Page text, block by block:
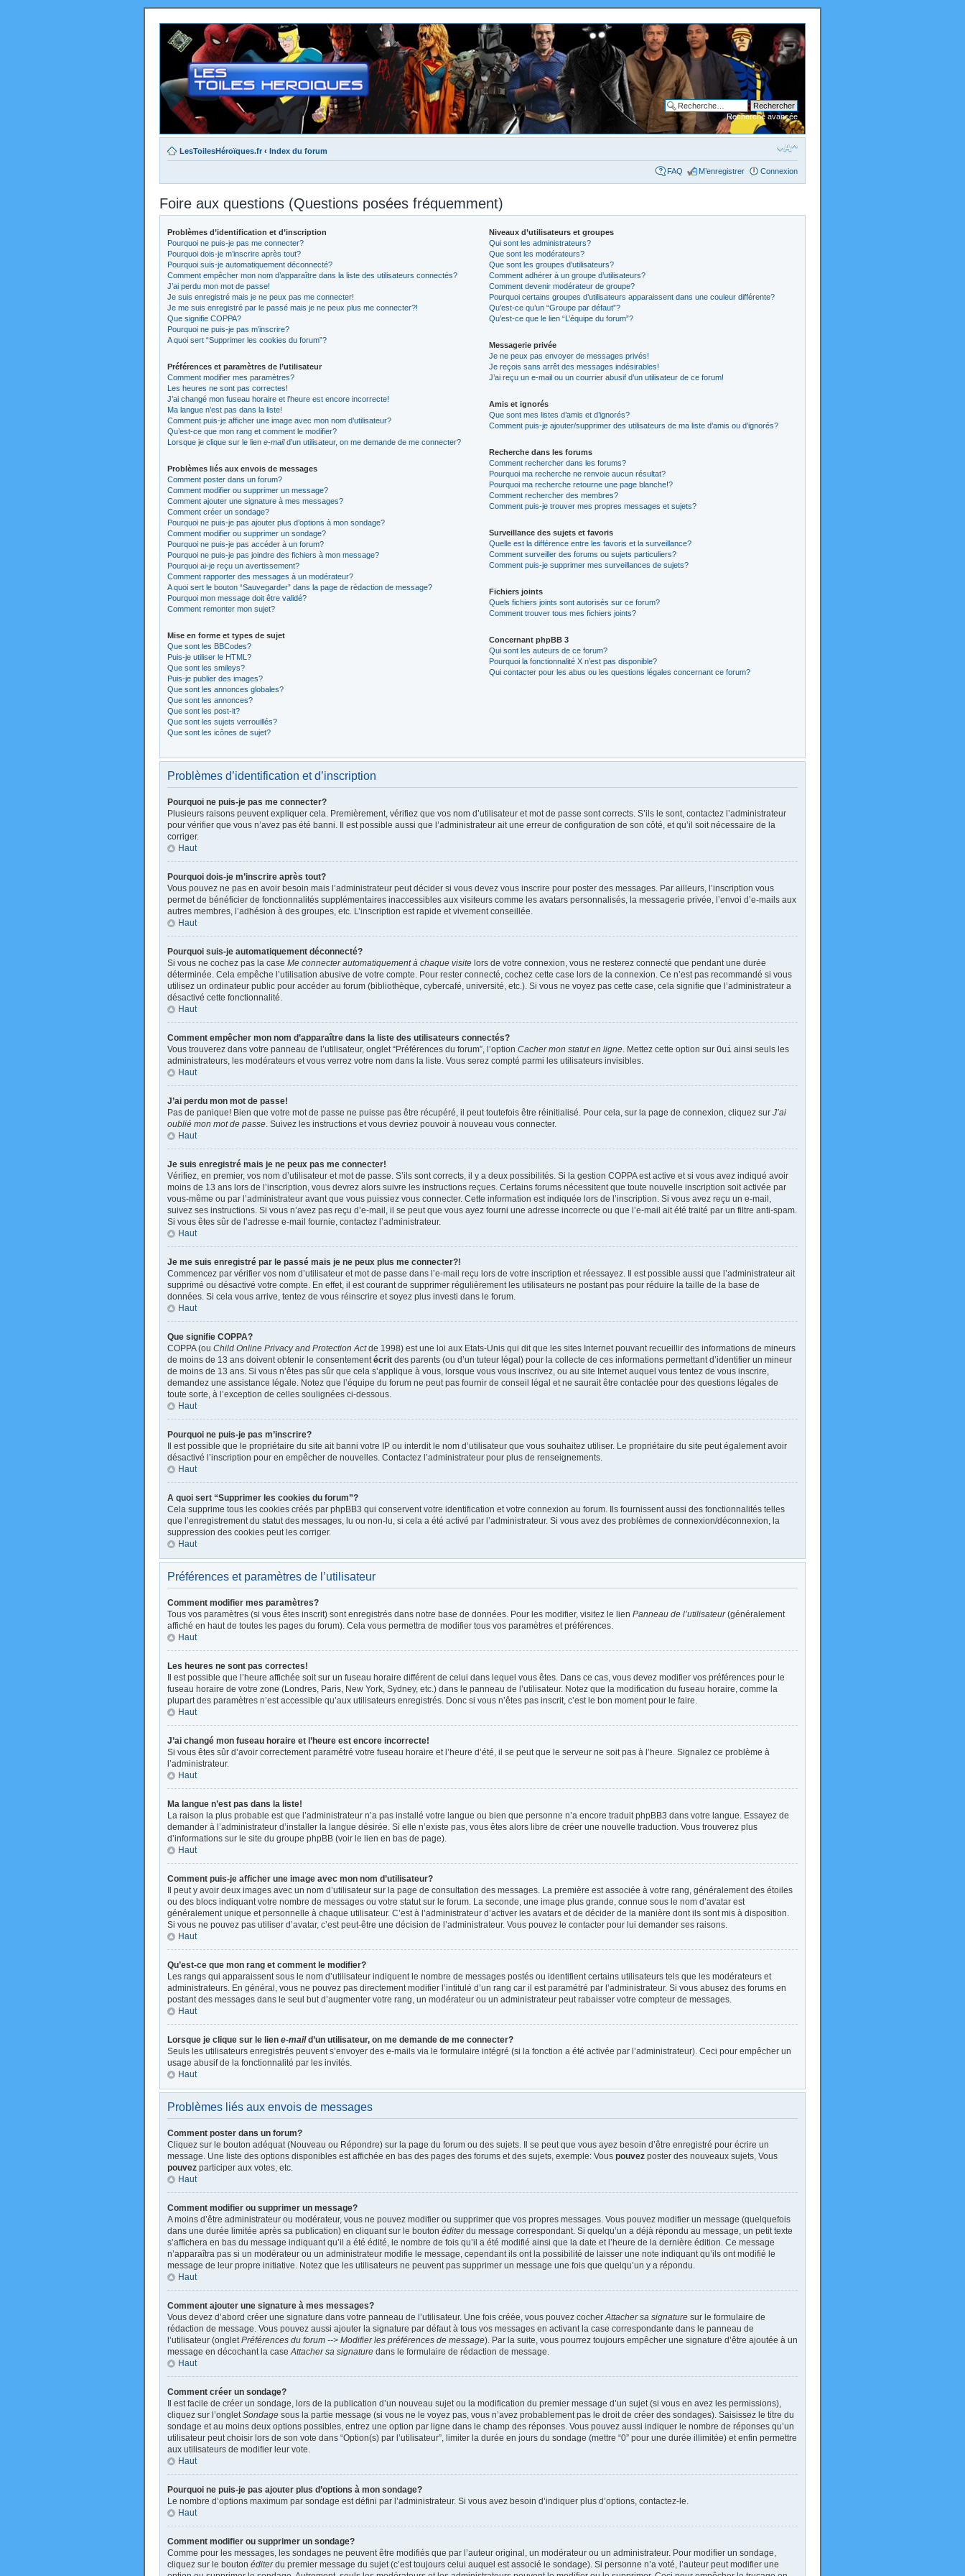
Recherche avancée
LesToilesHéroïques.fr ‹ Index du forum
FAQ M’enregistrer Connexion
Foire aux questions (Questions posées fréquemment)
Problèmes d’identification et d’inscription
Pourquoi ne puis-je pas me connecter?
Pourquoi dois-je m’inscrire après tout?
Pourquoi suis-je automatiquement déconnecté?
Comment empêcher mon nom d’apparaître dans la liste des utilisateurs connectés?
J’ai perdu mon mot de passe!
Je suis enregistré mais je ne peux pas me connecter!
Je me suis enregistré par le passé mais je ne peux plus me connecter?!
Que signifie COPPA?
Pourquoi ne puis-je pas m’inscrire?
A quoi sert “Supprimer les cookies du forum”?
Préférences et paramètres de l’utilisateur
Comment modifier mes paramètres?
Les heures ne sont pas correctes!
J’ai changé mon fuseau horaire et l’heure est encore incorrecte!
Ma langue n’est pas dans la liste!
Comment puis-je afficher une image avec mon nom d’utilisateur?
Qu’est-ce que mon rang et comment le modifier?
Lorsque je clique sur le lien e-maild’un utilisateur, on me demande de me connecter?
Problèmes liés aux envois de messages
Comment poster dans un forum?
Comment modifier ou supprimer un message?
Comment ajouter une signature à mes messages?
Comment créer un sondage?
Pourquoi ne puis-je pas ajouter plus d’options à mon sondage?
Comment modifier ou supprimer un sondage?
Pourquoi ne puis-je pas accéder à un forum?
Pourquoi ne puis-je pas joindre des fichiers à mon message?
Pourquoi ai-je reçu un avertissement?
Comment rapporter des messages à un modérateur?
A quoi sert le bouton “Sauvegarder” dans la page de rédaction de message?
Pourquoi mon message doit être validé?
Comment remonter mon sujet?
Mise en forme et types de sujet
Que sont les BBCodes?
Puis-je utiliser le HTML?
Que sont les smileys?
Puis-je publier des images?
Que sont les annonces globales?
Que sont les annonces?
Que sont les post-it?
Que sont les sujets verrouillés?
Que sont les icônes de sujet?
Niveaux d’utilisateurs et groupes
Qui sont les administrateurs?
Que sont les modérateurs?
Que sont les groupes d’utilisateurs?
Comment adhérer à un groupe d’utilisateurs?
Comment devenir modérateur de groupe?
Pourquoi certains groupes d’utilisateurs apparaissent dans une couleur différente?
Qu’est-ce qu’un “Groupe par défaut”?
Qu’est-ce que le lien “L’équipe du forum”?
Messagerie privée
Je ne peux pas envoyer de messages privés!
Je reçois sans arrêt des messages indésirables!
J’ai reçu un e-mail ou un courrier abusif d’un utilisateur de ce forum!
Amis et ignorés
Que sont mes listes d’amis et d’ignorés?
Comment puis-je ajouter/supprimer des utilisateurs de ma liste d’amis ou d’ignorés?
Recherche dans les forums
Comment rechercher dans les forums?
Pourquoi ma recherche ne renvoie aucun résultat?
Pourquoi ma recherche retourne une page blanche!?
Comment rechercher des membres?
Comment puis-je trouver mes propres messages et sujets?
Surveillance des sujets et favoris
Quelle est la différence entre les favoris et la surveillance?
Comment surveiller des forums ou sujets particuliers?
Comment puis-je supprimer mes surveillances de sujets?
Fichiers joints
Quels fichiers joints sont autorisés sur ce forum?
Comment trouver tous mes fichiers joints?
Concernant phpBB 3
Qui sont les auteurs de ce forum?
Pourquoi la fonctionnalité X n’est pas disponible?
Qui contacter pour les abus ou les questions légales concernant ce forum?
Problèmes d’identification et d’inscription
Pourquoi ne puis-je pas me connecter?
Plusieurs raisons peuvent expliquer cela. Premièrement, vérifiez que vos nom d’utilisateur et mot de passe sont corrects. S’ils le sont, contactez l’administrateur
pour vérifier que vous n’avez pas été banni. Il est possible aussi que l’administrateur ait une erreur de configuration de son côté, et qu’il soit nécessaire de la
corriger.
Haut
Pourquoi dois-je m’inscrire après tout?
Vous pouvez ne pas en avoir besoin mais l’administrateur peut décider si vous devez vous inscrire pour poster des messages. Par ailleurs, l’inscription vous
permet de bénéficier de fonctionnalités supplémentaires inaccessibles aux visiteurs comme les avatars personnalisés, la messagerie privée, l’envoi d’e-mails aux
autres membres, l’adhésion à des groupes, etc. L’inscription est rapide et vivement conseillée.
Haut
Pourquoi suis-je automatiquement déconnecté?
Si vous ne cochez pas la case Me connecter automatiquement à chaque visite lors de votre connexion, vous ne resterez connecté que pendant une durée
déterminée. Cela empêche l’utilisation abusive de votre compte. Pour rester connecté, cochez cette case lors de la connexion. Ce n’est pas recommandé si vous
utilisez un ordinateur public pour accéder au forum (bibliothèque, cybercafé, université, etc.). Si vous ne voyez pas cette case, cela signifie que l’administrateur a
désactivé cette fonctionnalité.
Haut
Comment empêcher mon nom d’apparaître dans la liste des utilisateurs connectés?
Vous trouverez dans votre panneau de l’utilisateur, onglet “Préférences du forum”, l’option Cacher mon statut en ligne. Mettez cette option sur Oui ainsi seuls les
administrateurs, les modérateurs et vous verrez votre nom dans la liste. Vous serez compté parmi les utilisateurs invisibles.
Haut
J’ai perdu mon mot de passe!
Pas de panique! Bien que votre mot de passe ne puisse pas être récupéré, il peut toutefois être réinitialisé. Pour cela, sur la page de connexion, cliquez sur J’ai
oublié mon mot de passe. Suivez les instructions et vous devriez pouvoir à nouveau vous connecter.
Haut
Je suis enregistré mais je ne peux pas me connecter!
Vérifiez, en premier, vos nom d’utilisateur et mot de passe. S’ils sont corrects, il y a deux possibilités. Si la gestion COPPA est active et si vous avez indiqué avoir
moins de 13 ans lors de l’inscription, vous devrez alors suivre les instructions reçues. Certains forums nécessitent que toute nouvelle inscription soit activée par
vous-même ou par l’administrateur avant que vous puissiez vous connecter. Cette information est indiquée lors de l’inscription. Si vous avez reçu un e-mail,
suivez ses instructions. Si vous n’avez pas reçu d’e-mail, il se peut que vous ayez fourni une adresse incorrecte ou que l’e-mail ait été traité par un filtre anti-spam.
Si vous êtes sûr de l’adresse e-mail fournie, contactez l’administrateur.
Haut
Je me suis enregistré par le passé mais je ne peux plus me connecter?!
Commencez par vérifier vos nom d’utilisateur et mot de passe dans l’e-mail reçu lors de votre inscription et réessayez. Il est possible aussi que l’administrateur ait
supprimé ou désactivé votre compte. En effet, il est courant de supprimer régulièrement les utilisateurs ne postant pas pour réduire la taille de la base de
données. Si cela vous arrive, tentez de vous réinscrire et soyez plus investi dans le forum.
Haut
Que signifie COPPA?
COPPA (ou Child Online Privacy and Protection Actde 1998) est une loi aux Etats-Unis qui dit que les sites Internet pouvant recueillir des informations de mineurs
de moins de 13 ans doivent obtenir le consentementécrit des parents (ou d’un tuteur légal) pour la collecte de ces informations permettant d’identifier un mineur
de moins de 13 ans. Si vous n’êtes pas sûr que cela s’applique à vous, lorsque vous vous inscrivez, ou au site Internet auquel vous tentez de vous inscrire,
demandez une assistance légale. Notez que l’équipe du forum ne peut pas fournir de conseil légal et ne saurait être contactée pour des questions légales de
toute sorte, à l’exception de celles soulignées ci-dessous.
Haut
Pourquoi ne puis-je pas m’inscrire?
Il est possible que le propriétaire du site ait banni votre IP ou interdit le nom d’utilisateur que vous souhaitez utiliser. Le propriétaire du site peut également avoir
désactivé l’inscription pour en empêcher de nouvelles. Contactez l’administrateur pour plus de renseignements.
Haut
A quoi sert “Supprimer les cookies du forum”?
Cela supprime tous les cookies créés par phpBB3 qui conservent votre identification et votre connexion au forum. Ils fournissent aussi des fonctionnalités telles
que l’enregistrement du statut des messages, lu ou non-lu, si cela a été activé par l’administrateur. Si vous avez des problèmes de connexion/déconnexion, la
suppression des cookies peut les corriger.
Haut
Préférences et paramètres de l’utilisateur
Comment modifier mes paramètres?
Tous vos paramètres (si vous êtes inscrit) sont enregistrés dans notre base de données. Pour les modifier, visitez le lien Panneau de l’utilisateur(généralement
affiché en haut de toutes les pages du forum). Cela vous permettra de modifier tous vos paramètres et préférences.
Haut
Les heures ne sont pas correctes!
Il est possible que l’heure affichée soit sur un fuseau horaire différent de celui dans lequel vous êtes. Dans ce cas, vous devez modifier vos préférences pour le
fuseau horaire de votre zone (Londres, Paris, New York, Sydney, etc.) dans le panneau de l’utilisateur. Notez que la modification du fuseau horaire, comme la
plupart des paramètres n’est accessible qu’aux utilisateurs enregistrés. Donc si vous n’êtes pas inscrit, c’est le bon moment pour le faire.
Haut
J’ai changé mon fuseau horaire et l’heure est encore incorrecte!
Si vous êtes sûr d’avoir correctement paramétré votre fuseau horaire et l’heure d’été, il se peut que le serveur ne soit pas à l’heure. Signalez ce problème à
l’administrateur.
Haut
Ma langue n’est pas dans la liste!
La raison la plus probable est que l’administrateur n’a pas installé votre langue ou bien que personne n’a encore traduit phpBB3 dans votre langue. Essayez de
demander à l’administrateur d’installer la langue désirée. Si elle n’existe pas, vous êtes alors libre de créer une nouvelle traduction. Vous trouverez plus
d’informations sur le site du groupe phpBB (voir le lien en bas de page).
Haut
Comment puis-je afficher une image avec mon nom d’utilisateur?
Il peut y avoir deux images avec un nom d’utilisateur sur la page de consultation des messages. La première est associée à votre rang, généralement des étoiles
ou des blocs indiquant votre nombre de messages ou votre statut sur le forum. La seconde, une image plus grande, connue sous le nom d’avatar est
généralement unique et personnelle à chaque utilisateur. C’est à l’administrateur d’activer les avatars et de décider de la manière dont ils sont mis à disposition.
Si vous ne pouvez pas utiliser d’avatar, c’est peut-être une décision de l’administrateur. Vous pouvez le contacter pour lui demander ses raisons.
Haut
Qu’est-ce que mon rang et comment le modifier?
Les rangs qui apparaissent sous le nom d’utilisateur indiquent le nombre de messages postés ou identifient certains utilisateurs tels que les modérateurs et
administrateurs. En général, vous ne pouvez pas directement modifier l’intitulé d’un rang car il est paramétré par l’administrateur. Si vous abusez des forums en
postant des messages dans le seul but d’augmenter votre rang, un modérateur ou un administrateur peut rabaisser votre compteur de messages.
Haut
Lorsque je clique sur le lien e-maild’un utilisateur, on me demande de me connecter?
Seuls les utilisateurs enregistrés peuvent s’envoyer des e-mails via le formulaire intégré (si la fonction a été activée par l’administrateur). Ceci pour empêcher un
usage abusif de la fonctionnalité par les invités.
Haut
Problèmes liés aux envois de messages
Comment poster dans un forum?
Cliquez sur le bouton adéquat (Nouveau ou Répondre) sur la page du forum ou des sujets. Il se peut que vous ayez besoin d’être enregistré pour écrire un
message. Une liste des options disponibles est affichée en bas des pages des forums et des sujets, exemple: Vous pouvez poster des nouveaux sujets, Vous
pouvez participer aux votes, etc.
Haut
Comment modifier ou supprimer un message?
A moins d’être administrateur ou modérateur, vous ne pouvez modifier ou supprimer que vos propres messages. Vous pouvez modifier un message (quelquefois
dans une durée limitée après sa publication) en cliquant sur le bouton éditerdu message correspondant. Si quelqu’un a déjà répondu au message, un petit texte
s’affichera en bas du message indiquant qu’il a été édité, le nombre de fois qu’il a été modifié ainsi que la date et l’heure de la dernière édition. Ce message
n’apparaîtra pas si un modérateur ou un administrateur modifie le message, cependant ils ont la possibilité de laisser une note indiquant qu’ils ont modifié le
message de leur propre initiative. Notez que les utilisateurs ne peuvent pas supprimer un message une fois que quelqu’un y a répondu.
Haut
Comment ajouter une signature à mes messages?
Vous devez d’abord créer une signature dans votre panneau de l’utilisateur. Une fois créée, vous pouvez cocherAttacher sa signature sur le formulaire de
rédaction de message. Vous pouvez aussi ajouter la signature par défaut à tous vos messages en activant la case correspondante dans le panneau de
l’utilisateur (ongletPréférences du forum --> Modifier les préférences de message). Par la suite, vous pourrez toujours empêcher une signature d’être ajoutée à un
message en décochant la caseAttacher sa signature dans le formulaire de rédaction de message.
Haut
Comment créer un sondage?
Il est facile de créer un sondage, lors de la publication d’un nouveau sujet ou la modification du premier message d’un sujet (si vous en avez les permissions),
cliquez sur l’ongletSondage sous la partie message (si vous ne le voyez pas, vous n’avez probablement pas le droit de créer des sondages). Saisissez le titre du
sondage et au moins deux options possibles, entrez une option par ligne dans le champ des réponses. Vous pouvez aussi indiquer le nombre de réponses qu’un
utilisateur peut choisir lors de son vote dans “Option(s) par l’utilisateur”, limiter la durée en jours du sondage (mettre “0” pour une durée illimitée) et enfin permettre
aux utilisateurs de modifier leur vote.
Haut
Pourquoi ne puis-je pas ajouter plus d’options à mon sondage?
Le nombre d’options maximum par sondage est défini par l’administrateur. Si vous avez besoin d’indiquer plus d’options, contactez-le.
Haut
Comment modifier ou supprimer un sondage?
Comme pour les messages, les sondages ne peuvent être modifiés que par l’auteur original, un modérateur ou un administrateur. Pour modifier un sondage,
cliquez sur le bouton éditerdu premier message du sujet (c’est toujours celui auquel est associé le sondage). Si personne n’a voté, l’auteur peut modifier une